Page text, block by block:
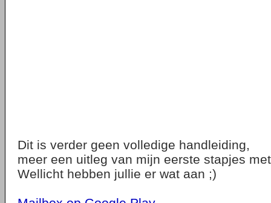
Dit is verder geen volledige handleiding,
meer een uitleg van mijn eerste stapjes
Wellicht hebben jullie er wat aan ;)